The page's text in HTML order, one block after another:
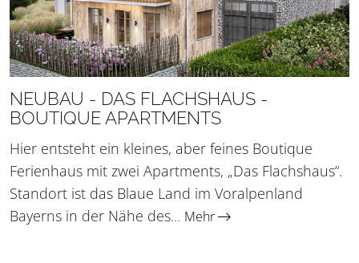
NEUBAU - DAS FLACHSHAUS -
BOUTIQUE APARTMENTS
Hier entsteht ein kleines, aber feines Boutique
Ferienhaus mit zwei Apartments, „Das Flachshaus“.
Standort ist das Blaue Land im Voralpenland
Bayerns in der Nähe des... Mehr